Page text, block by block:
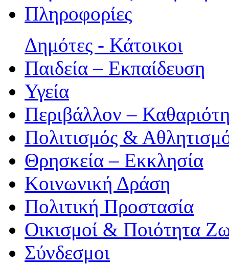
Πληροφορίες
Δημότες - Κάτοικοι
Παιδεία – Εκπαίδευση
Υγεία
Περιβάλλον –
Πολιτισμός &
Θρησκεία – Εκκλησία
Κοινωνική Δράση
Πολιτική Προστασία
Οικισμοί & Ποιότητα
Σύνδεσμοι